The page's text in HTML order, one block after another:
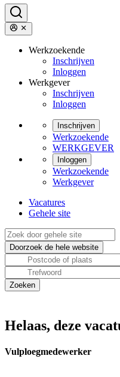
Werkzoekende
Inschrijven
Inloggen
Werkgever
Inschrijven
Inloggen
Inschrijven
Werkzoekende
WERKGEVER
Inloggen
Werkzoekende
Werkgever
Vacatures
Gehele site
Helaas, deze
Vulploegmedewerker